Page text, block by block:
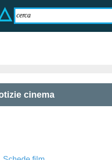
cinema